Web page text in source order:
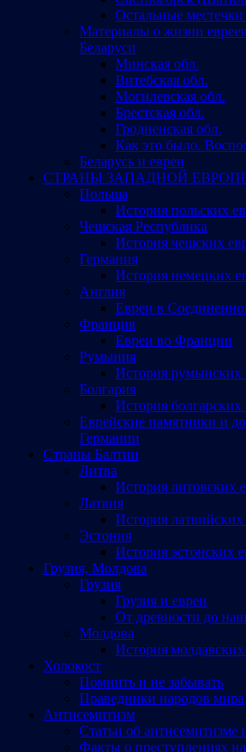
Остальные местечки
Материалы о жизни
Беларуси
Минская обл.
Витебская обл.
Могилевская обл.
Брестская обл.
Гродненская обл.
Как это было.
Беларусь и евреи
СТРАНЫ ЗАПАДНОЙ
Польша
История польских
Чешская Республика
История чешских
Германия
История немецких
Англия
Евреи в
Франция
Евреи во Франции
Румыния
История румынских
Болгария
История болгарских
Еврейские памятники и
Германии
Страны Балтии
Литва
История литовских
Латвия
История латвийских
Эстония
История эстонских
Грузия, Молдова
Грузия
Грузия и евреи
От древности до
Молдова
История молдавских
Холокост
Помнить и не забывать
Праведники народов мира
Антисемитизм
Статьи об антисемитизме
Факты о преступлениях